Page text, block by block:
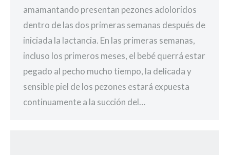
amamantando presentan pezones adoloridos
dentro de las dos primeras semanas después de
iniciada la lactancia. En las primeras semanas,
incluso los primeros meses, el bebé querrá estar
pegado al pecho mucho tiempo, la delicada y
sensible piel de los pezones estará expuesta
continuamente a la succión del…